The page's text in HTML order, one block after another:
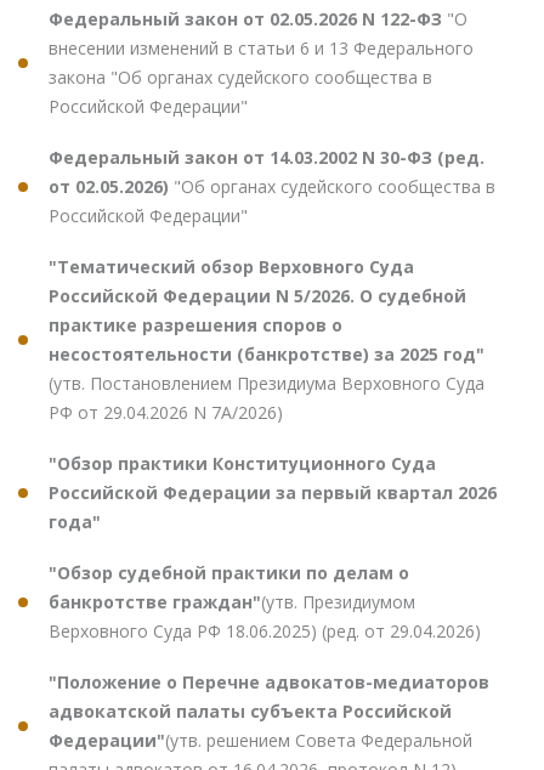
Федеральный закон от 02.05.2026 N 122-ФЗ "О
внесении изменений в статьи 6 и 13 Федерального
закона "Об органах судейского сообщества в
Российской Федерации"
Федеральный закон от 14.03.2002 N 30-ФЗ (ред.
от 02.05.2026) "Об органах судейского сообщества в
Российской Федерации"
"Тематический обзор Верховного Суда
Российской Федерации N 5/2026. О судебной
практике разрешения споров о
несостоятельности (банкротстве) за 2025 год"
(утв. Постановлением Президиума Верховного Суда
РФ от 29.04.2026 N 7А/2026)
"Обзор практики Конституционного Суда
Российской Федерации за первый квартал 2026
года"
"Обзор судебной практики по делам о
банкротстве граждан"(утв. Президиумом
Верховного Суда РФ 18.06.2025) (ред. от 29.04.2026)
"Положение о Перечне адвокатов-медиаторов
адвокатской палаты субъекта Российской
Федерации"(утв. решением Совета Федеральной